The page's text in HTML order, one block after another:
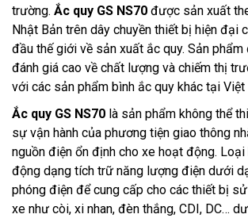
trường. Ắc quy GS NS70 được sản xuất
Nhật Bản trên dây chuyền thiết bị hiện đại
đầu thế giới về sản xuất ắc quy. Sản phẩm
đánh giá cao về chất lượng và chiếm thị
với các sản phẩm bình ắc quy khác tại Việt
Ắc quy GS NS70 là sản phẩm không thể
sự vận hành của phương tiện giao thông
nguồn điện ổn định cho xe hoạt động. Loại
động dạng tích trữ năng lượng điện dưới
phóng điện để cung cấp cho các thiết bị
xe như còi, xi nhan, đèn thắng, CDI, DC…